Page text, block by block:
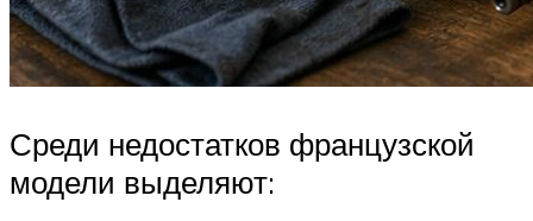
Среди недостатков французской
модели выделяют: